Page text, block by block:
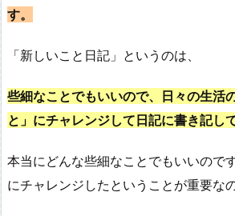
す。
「新しいこと日記」というのは、
些細なことでもいいので、日々の生活
と」にチャレンジして日記に書き記し
本当にどんな些細なことでもいいので
にチャレンジしたということが重要なの